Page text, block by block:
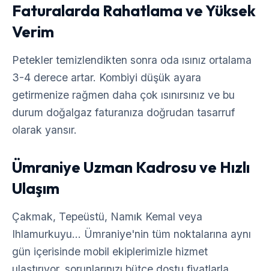
Faturalarda Rahatlama ve Yüksek
Verim
Petekler temizlendikten sonra oda ısınız ortalama
3-4 derece artar. Kombiyi düşük ayara
getirmenize rağmen daha çok ısınırsınız ve bu
durum doğalgaz faturanıza doğrudan tasarruf
olarak yansır.
Ümraniye Uzman Kadrosu ve Hızlı
Ulaşım
Çakmak, Tepeüstü, Namık Kemal veya
Ihlamurkuyu... Ümraniye'nin tüm noktalarına aynı
gün içerisinde mobil ekiplerimizle hizmet